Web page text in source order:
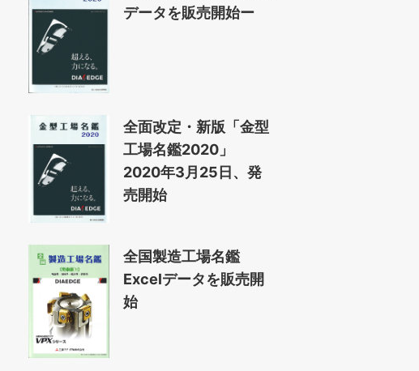
データを販売開始ー
全面改定・新版「金型
工場名鑑2020」
2020年3月25日、発
売開始
全国製造工場名鑑
Excelデータを販売開
始